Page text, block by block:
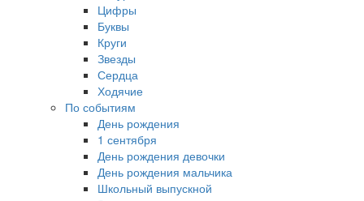
Цифры
Буквы
Круги
Звезды
Сердца
Ходячие
По событиям
День рождения
1 сентября
День рождения девочки
День рождения мальчика
Школьный выпускной